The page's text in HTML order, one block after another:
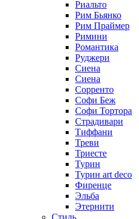
Риальто
Рим Бьянко
Рим Праймер
Римини
Романтика
Руджери
Сиена
Сиена
Сорренто
Софи Беж
Софи Тортора
Страдивари
Тиффани
Треви
Триесте
Турин
Турин art deco
Фиренце
Эльба
Этернити
Стиль